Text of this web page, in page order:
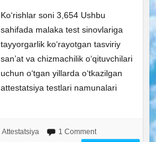
Ko‘rishlar soni 3,654 Ushbu
sahifada malaka test sinovlariga
tayyorgarlik ko‘rayotgan tasviriy
san’at va chizmachilik o‘qituvchilari
uchun o‘tgan yillarda o‘tkazilgan
attestatsiya testlari namunalari
Attestatsiya 1 Comment